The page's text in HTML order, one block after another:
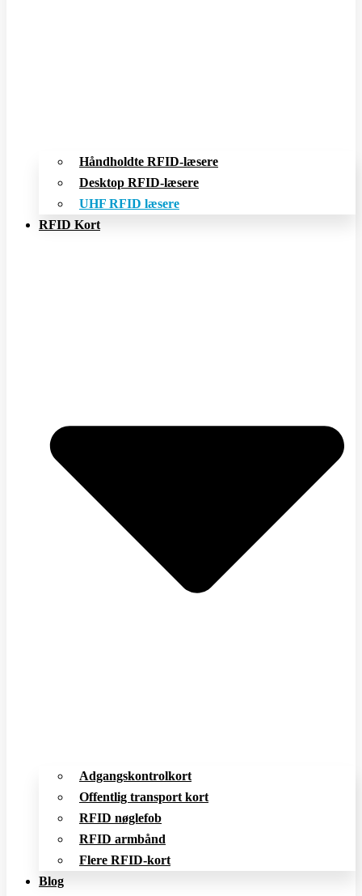
Håndholdte RFID-læsere
Desktop RFID-læsere
UHF RFID læsere
RFID Kort
Adgangskontrolkort
Offentlig transport kort
RFID nøglefob
RFID armbånd
Flere RFID-kort
Blog